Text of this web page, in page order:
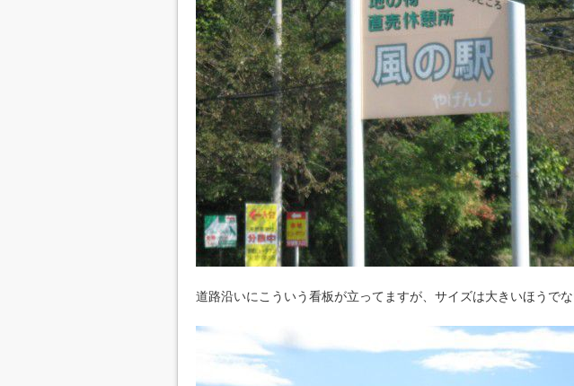
道路沿いにこういう看板が立ってますが、サイズは大きいほうで